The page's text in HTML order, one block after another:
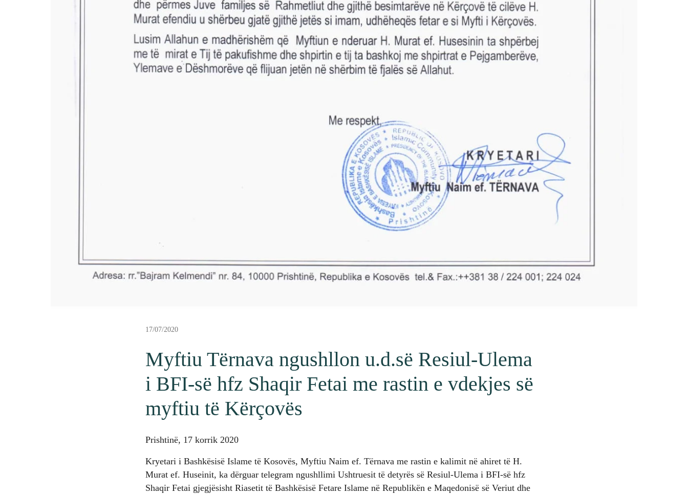
17/07/2020
Myftiu Tërnava ngushllon u.d.së Resiul-Ulema
i BFI-së hfz Shaqir Fetai me rastin e vdekjes së
myftiu të Kërçovës
Prishtinë, 17 korrik 2020
Kryetari i Bashkësisë Islame të Kosovës, Myftiu Naim ef. Tërnava me rastin e kalimit në ahiret të H.
Murat ef. Huseinit, ka dërguar telegram ngushllimi Ushtruesit të detyrës së Resiul-Ulema i BFI-së hfz
Shaqir Fetai gjegjësisht Riasetit të Bashkësisë Fetare Islame në Republikën e Maqedonisë së Veriut dhe